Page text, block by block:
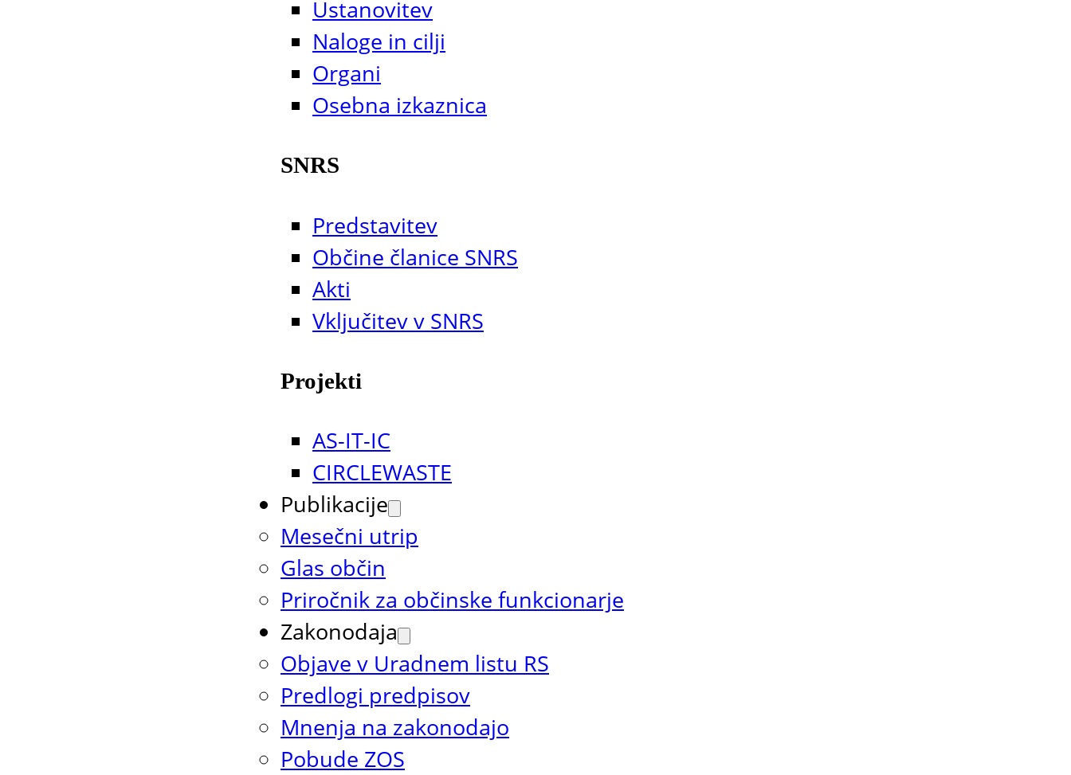
Ustanovitev
Naloge in cilji
Organi
Osebna izkaznica
SNRS
Predstavitev
Občine članice SNRS
Akti
Vključitev v SNRS
Projekti
AS-IT-IC
CIRCLEWASTE
Publikacije
Mesečni utrip
Glas občin
Priročnik za občinske funkcionarje
Zakonodaja
Objave v Uradnem listu RS
Predlogi predpisov
Mnenja na zakonodajo
Pobude ZOS